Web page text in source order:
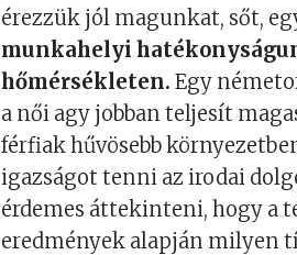
érezzük jól magunkat, sőt,
munkahelyi
hőmérsékleten.Egy
a női agy jobban teljesít
férfiak hűvösebb
igazságot tenni az irodai
érdemes áttekinteni, hogy a
eredmények alapján milyen